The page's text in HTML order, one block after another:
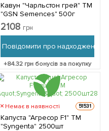
Кавун "Чарльстон грей" ТМ
"GSN Semences" 500г
2108 грн
Повідомити про надходження
+84.32 грн бонусів за покупку
Немає в наявності 51531
Капуста "Агресор F1" ТМ
"Syngenta" 2500шт